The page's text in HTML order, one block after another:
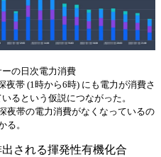
の日次電力消費
夜帯 (1時から6時) にも電力が消費さ
るという仮説につながった。
夜帯の電力消費がなくなっているの
る。
される揮発性有機化合